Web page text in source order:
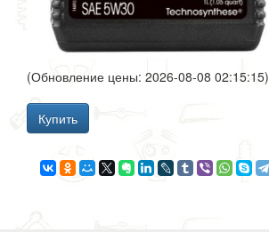
(Обновление цены: 2026-08-08 02:15:15)
Купить